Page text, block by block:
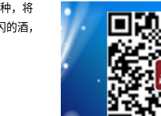
，将
酒，